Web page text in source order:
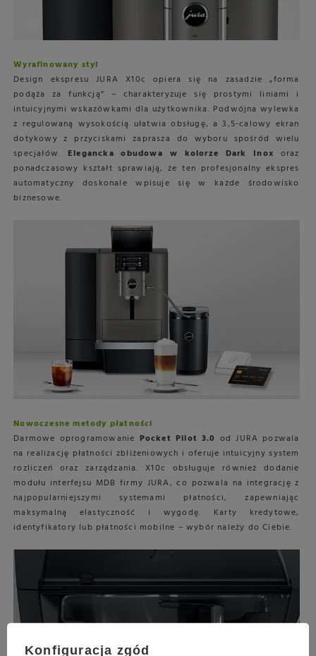
Wyrafinowany styl
Design ekspresu JURA X10c opiera się na zasadzie „forma
podąża za funkcją” – charakteryzuje się prostymi liniami i
intuicyjnymi wskazówkami dla użytkownika. Podwójna wylewka
z regulowaną wysokością ułatwia obsługę, a 3,5-calowy ekran
dotykowy z przyciskami zaprasza do wyboru spośród wielu
specjałów. Elegancka obudowa w kolorze Dark Inox oraz
ponadczasowy kształt sprawiają, że ten profesjonalny ekspres
automatyczny doskonale wpisuje się w każde środowisko
biznesowe.
Nowoczesne metody płatności
Darmowe oprogramowanie Pocket Pilot 3.0 od JURA pozwala
na realizację płatności zbliżeniowych i oferuje intuicyjny system
rozliczeń oraz zarządzania. X10c obsługuje również dodanie
modułu interfejsu MDB firmy JURA, co pozwala na integrację z
najpopularniejszymi systemami płatności, zapewniając
maksymalną elastyczność i wygodę. Karty kredytowe,
identyfikatory lub płatności mobilne – wybór należy do Ciebie.
Konfiguracja zgód